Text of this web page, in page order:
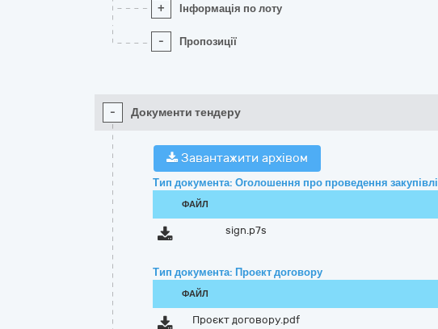
+ Інформація по лоту
- Пропозиції
- Документи тендеру
Завантажити архівом
Тип документа: Оголошення про проведення закупівлі
ФАЙЛ
sign.p7s
Тип документа: Проект договору
ФАЙЛ
Проєкт договору.pdf